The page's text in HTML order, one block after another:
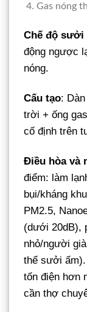
Gas nóng
Chế độ sưởi
động ngược
nóng.
Cấu tạo:
trời + ống
cố định trên
Điều hòa và
điểm: làm
bụi/kháng
PM2.5,
(dưới 20dB),
nhỏ/người
thể sưởi
tốn điện hơn
cần thợ